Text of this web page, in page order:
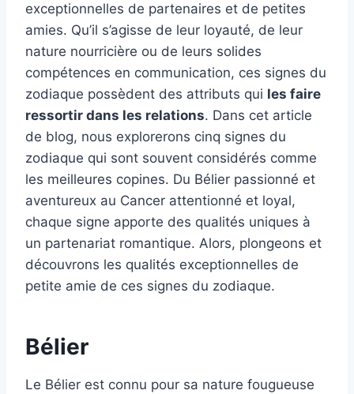
exceptionnelles de partenaires et de petites
amies. Qu’il s’agisse de leur loyauté, de leur
nature nourricière ou de leurs solides
compétences en communication, ces signes du
zodiaque possèdent des attributs qui les faire
ressortir dans les relations. Dans cet article
de blog, nous explorerons cinq signes du
zodiaque qui sont souvent considérés comme
les meilleures copines. Du Bélier passionné et
aventureux au Cancer attentionné et loyal,
chaque signe apporte des qualités uniques à
un partenariat romantique. Alors, plongeons et
découvrons les qualités exceptionnelles de
petite amie de ces signes du zodiaque.
Bélier
Le Bélier est connu pour sa nature fougueuse